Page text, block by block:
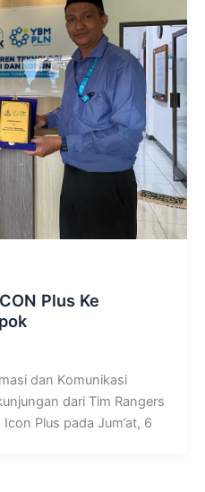
Plus Ke
dan Komunikasi
dari Tim Rangers
Plus pada Jum’at, 6